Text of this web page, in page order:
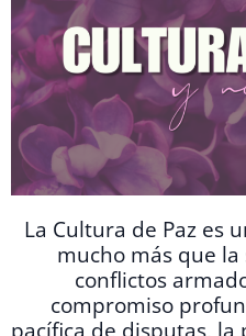
La Cultura de Paz es
mucho más que
conflictos
compromiso
pacífica de disputas,